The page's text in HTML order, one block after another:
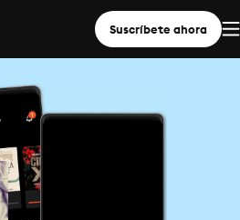
Suscríbete ahora